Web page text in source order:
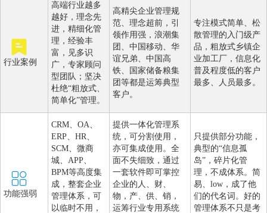
行业案例
高端行业越多
越好，理念先
进，精细化管
理，经验丰
富，见多识
广，专家顾问
型团队；坚决
杜绝“粗放式、
简单化”管理。
高精尖企业管理规
范、理念超前，引
领作用强，浪潮集
团、中国移动、华
谊兄弟、中国高
铁、国家储备粮集
团等都是运筹典型
客户。
专注模式简单、松
散管理的入门级产
品，粗放式乡镇企
业加工厂，信息化
普及程度低的客户
最多、人员最多。
功能强弱
CRM、OA、
ERP、HR、
SCM、微商
城、APP、
BPM等高度集
成，整套企业
管理体系，可
以临时不用，
提供一体化管理系
统，可分割使用，
亦可集成使用。全
面不失细致，通过
一套软件即可掌控
企业的人、财、
物，产、供、销，
运筹行业专用系统
只提供部分功能，
典型的“信息孤
岛”，碎片化管
理，不成体系。简
易、low，成了他
们的代名词。好的
管理体系不只是考